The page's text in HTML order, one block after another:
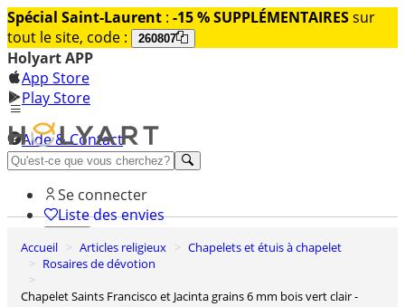
Spécial Saint-Laurent : -15 % SUPPLÉMENTAIRESsur
tout le site, code :
260807
Holyart APP
App Store
Play Store
Aide & Contact
Découvrez Premium
Se connecter
Liste des envies
0
Panier
Accueil Articles religieux
Chapelets et étuis à chapelet
Rosaires de dévotion
Chapelet Saints Francisco et Jacinta grains 6 mm bois vert clair -